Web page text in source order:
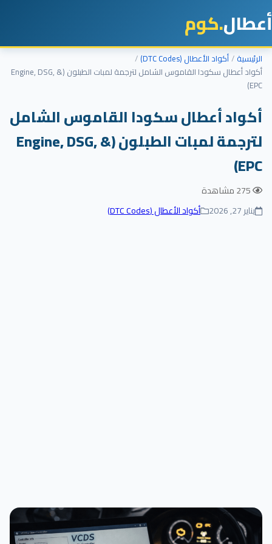
أعطال.كوم
الرئيسية أكواد الأعطال (DTC Codes)
أكواد أعطال سكودا القاموس الشامل لترجمة لمبات الطبلون (Engine, DSG, &
EPC)
أكواد أعطال سكودا القاموس الشامل
لترجمة لمبات الطبلون (Engine, DSG, &
EPC)
يناير 27, 2026 أكواد الأعطال (DTC Codes)